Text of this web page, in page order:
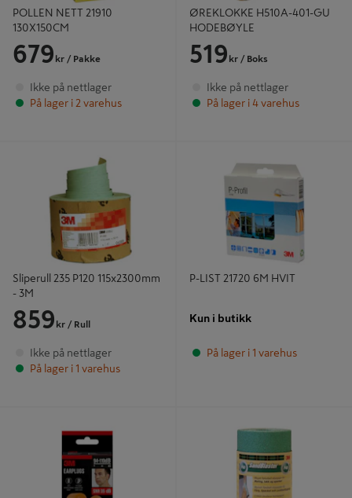
POLLEN NETT 21910
130X150CM
679 kr / Pakke
Ikke på nettlager
På lager i 2 varehus
ØREKLOKKE H510A-401-GU
HODEBØYLE
519 kr / Boks
Ikke på nettlager
På lager i 4 varehus
Sliperull 235 P120 115x2300mm
- 3M
859 kr / Rull
Ikke på nettlager
På lager i 1 varehus
P-LIST 21720 6M HVIT
Kun i butikk
På lager i 1 varehus